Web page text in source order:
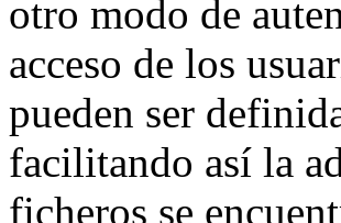
otro modo de
acceso de los
pueden ser
facilitando así la
ficheros se